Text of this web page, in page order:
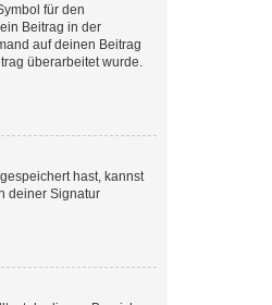
für den
Beitrag in der
auf deinen Beitrag
überarbeitet wurde.
hast, kannst
deiner Signatur